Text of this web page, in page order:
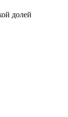
долей